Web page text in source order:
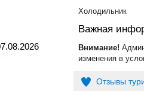
Холодильник
Важная
Внимание!
изменения в
Отзывы